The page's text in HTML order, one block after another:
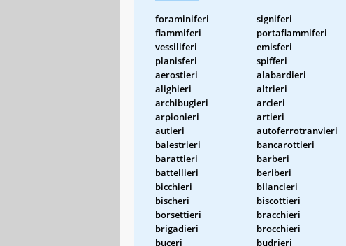
foraminiferi signiferi
fiammiferi
portafiammiferi
vessiliferi
emisferi
planisferi
spifferi
aerostieri
alabardieri
alighieri
altrieri
archibugieri
arcieri
arpionieri
artieri
autieri
autoferrotranvieri
balestrieri
bancarottieri
barattieri
barberi
battellieri
beriberi
bicchieri
bilancieri
bischeri
biscottieri
borsettieri
bracchieri
brigadieri
brocchieri
buceri
budrieri